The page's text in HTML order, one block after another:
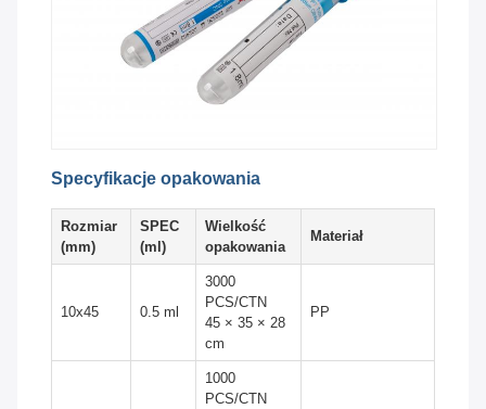
Specyfikacje opakowania
Rozmiar
(mm)
SPEC
(ml)
Wielkość
opakowania
Materiał
10x45 0.5 ml
3000
PCS/CTN
45 × 35 × 28
cm
PP
1000
PCS/CTN